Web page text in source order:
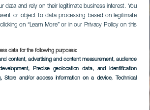
data and rely on their legitimate business interest. You
or object to data processing based on legitimate
on “Learn More” or in our Privacy Policy on this
data for the following purposes:
content, advertising and content measurement, audience
, Precise geolocation data, and identification
, Store and/or access information on a device, Technical